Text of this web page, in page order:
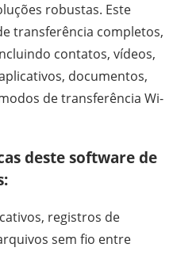
robustas. Este
transferência completos,
contatos, vídeos,
documentos,
de transferência Wi-
deste software de
registros de
sem fio entre